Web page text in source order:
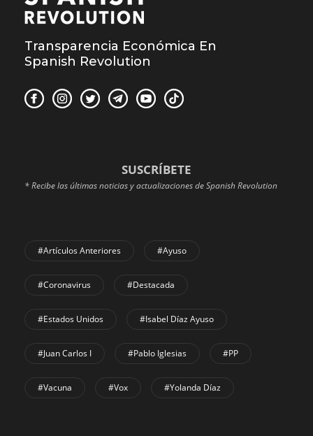
Transparencia Económica En
Spanish Revolution
SUSCRÍBETE
* Recibe las últimas noticias y actualizaciones de Spanish Revolution
#Artículos Anteriores #Ayuso
#coronavirus #Destacada
#Estados Unidos #Isabel Díaz Ayuso
#Juan Carlos I #Pablo Iglesias #PP
#Vacuna #Vox #Yolanda Díaz